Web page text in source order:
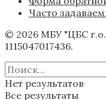
Часто
© 2026 МБУ "ЦБС
1115047017436.
Нет результатов
Все результаты